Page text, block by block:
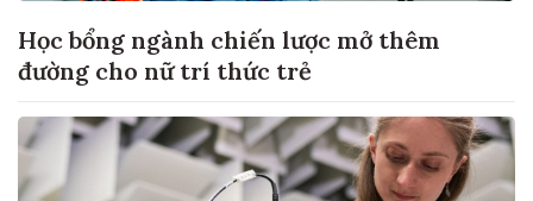
Học bổng ngành chiến lược mở thêm
đường cho nữ trí thức trẻ